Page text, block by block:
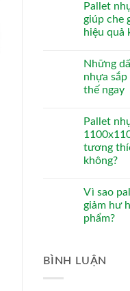
Pallet
giúp che
hiệu quả
Những
nhựa
thế ngay
Pallet
tương
không?
Vì sao
giảm hư
phẩm?
BÌNH LUẬN